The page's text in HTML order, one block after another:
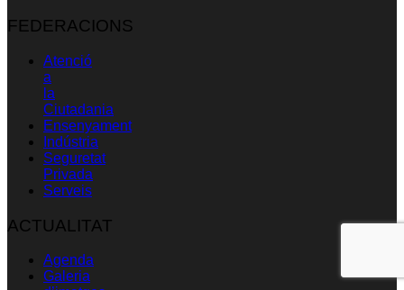
FEDERACIONS
Atenció
a
la
Ciutadania
Ensenyament
Indústria
Seguretat
Privada
Serveis
ACTUALITAT
Agenda
Galeria